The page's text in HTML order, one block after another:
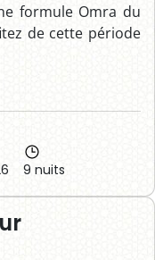
formule Omra du
de cette période
9 nuits